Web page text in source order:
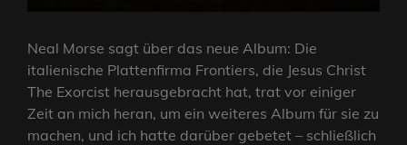
Neal Morse sagt über das neue Album: Die
italienische Plattenfirma Frontiers, die Jesus Christ
The Exorcist herausgebracht hat, trat vor einiger
Zeit an mich heran, um ein weiteres Album für sie zu
machen, und ich hatte darüber gebetet – schließlich